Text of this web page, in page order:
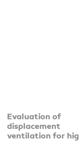
Evaluation of
displacement
ventilation for